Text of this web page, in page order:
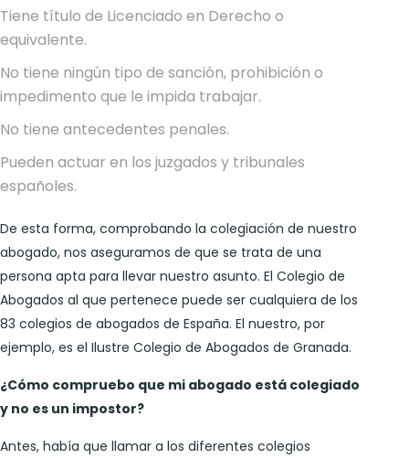
Tiene título de Licenciado en Derecho o
equivalente.
No tiene ningún tipo de sanción, prohibición o
impedimento que le impida trabajar.
No tiene antecedentes penales.
Pueden actuar en los juzgados y tribunales
españoles.
De esta forma, comprobando la colegiación de nuestro
abogado, nos aseguramos de que se trata de una
persona apta para llevar nuestro asunto. El Colegio de
Abogados al que pertenece puede ser cualquiera de los
83 colegios de abogados de España. El nuestro, por
ejemplo, es el Ilustre Colegio de Abogados de Granada.
¿Cómo compruebo que mi abogado está colegiado
y no es un impostor?
Antes, había que llamar a los diferentes colegios